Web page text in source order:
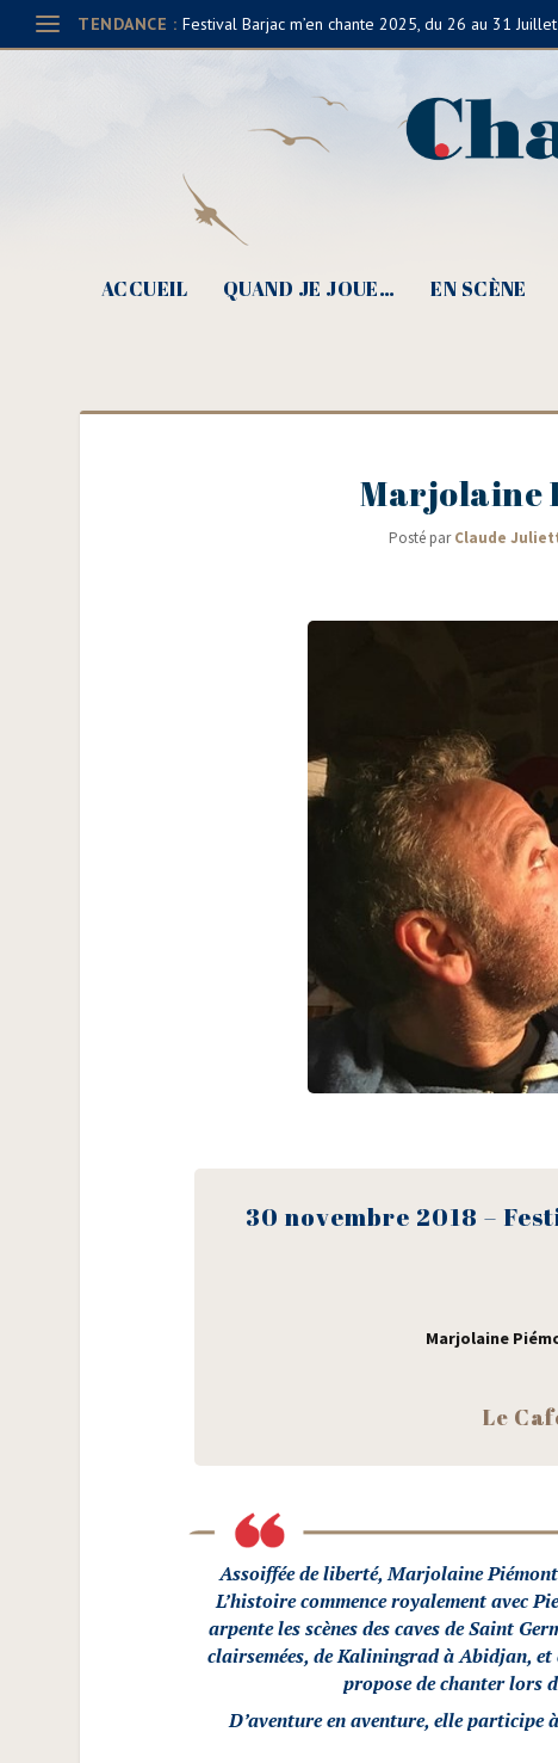
TENDANCE : Festival Barjac m’en chante 2025, du 26 au 31 Juillet
ACCUEIL QUAND JE JOUE… EN SCÈNE
Marjolaine
Posté parClaude
30 novembre 2018 –
Mar­jo­laine
Le
Assoif­fée de liber­té, Mar­jo­laine
L’histoire com­mence roya­le­ment avec
arpente les scènes des caves de Saint
clair­se­mées, de Kali­nin­grad à Abid­jan,
pro­pose de chan­ter lors
D’aventure en aven­ture, elle par­ti­cipe